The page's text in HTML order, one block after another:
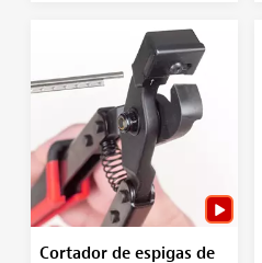
Cortador de espigas de